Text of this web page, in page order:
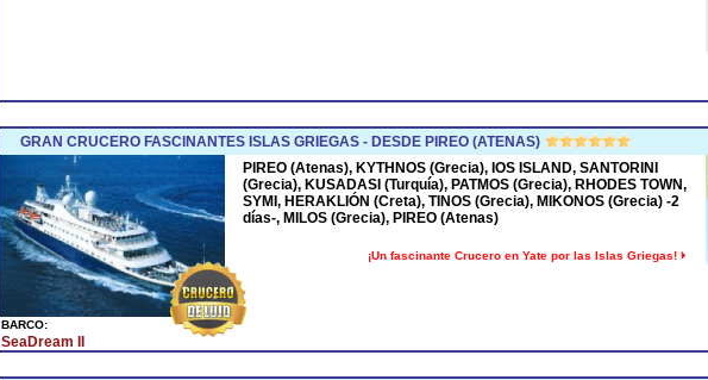
GRAN CRUCERO FASCINANTES ISLAS GRIEGAS - DESDE PIREO (ATENAS)
BARCO:
SeaDream II
PIREO (Atenas), KYTHNOS (Grecia), IOS ISLAND, SANTORINI
(Grecia), KUSADASI (Turquía), PATMOS (Grecia), RHODES TOWN,
SYMI, HERAKLIÓN (Creta), TINOS (Grecia), MIKONOS (Grecia) -2
días-, MILOS (Grecia), PIREO (Atenas)
¡Un fascinante Crucero en Yate por las Islas Griegas!